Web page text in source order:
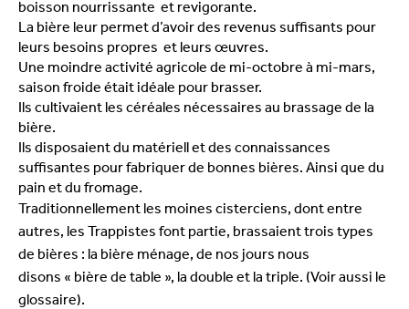
boisson nourrissante et revigorante.
La bière leur permet d’avoir des revenus suffisants pour
leurs besoins propres et leurs œuvres.
Une moindre activité agricole de mi-octobre à mi-mars,
saison froide était idéale pour brasser.
Ils cultivaient les céréales nécessaires au brassage de la
bière.
Ils disposaient du matériel
et des connaissances
suffisantes pour fabriquer de bonnes bières. Ainsi que du
pain et du fromage.
Traditionnellement les moines cisterciens, dont entre
autres, les Trappistes font partie, brassaient trois types
de bières : la bière ménage, de nos jours nous
disons « bière de table », la double et la triple. (Voir aussi le
glossaire).